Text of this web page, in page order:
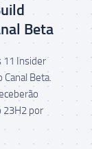
Beta
11 Insider
Beta.
23H2 por